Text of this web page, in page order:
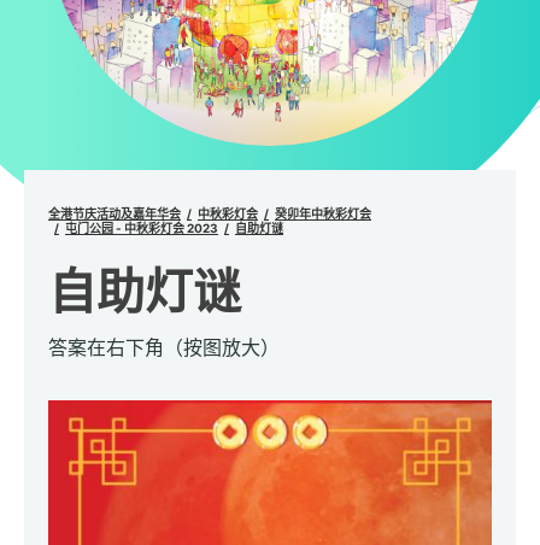
全港节庆活动及嘉年华会 中秋彩灯会
癸卯年中秋彩灯会
屯门公园 - 中秋彩灯会 2023
自助灯谜
自助灯谜
答案在右下角（按图放大）